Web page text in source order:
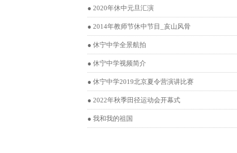
● 2020年休中元旦汇演
● 2014年教师节休中节目_亥山风骨
● 休宁中学全景航拍
● 休宁中学视频简介
● 休宁中学2019北京夏令营演讲比赛
● 2022年秋季田径运动会开幕式
● 我和我的祖国